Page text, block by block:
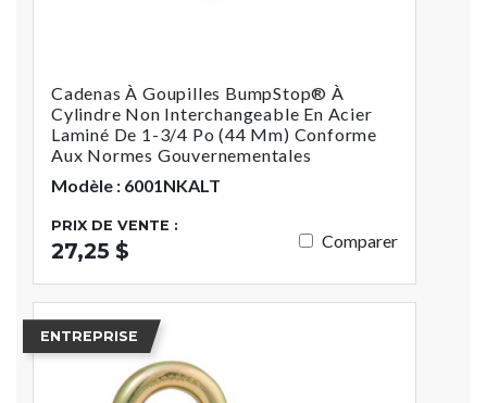
Cadenas À Goupilles BumpStop® À
Cylindre Non Interchangeable En Acier
Laminé De 1-3/4 Po (44 Mm) Conforme
Aux Normes Gouvernementales
Modèle : 6001NKALT
PRIX DE VENTE :
27,25 $ Comparer
ENTREPRISE